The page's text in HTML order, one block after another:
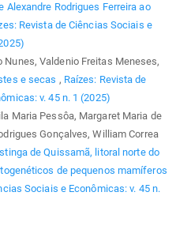
Alexandre Rodrigues Ferreira ao
Revista de Ciências Sociais e
Nunes, Valdenio Freitas Meneses,
e secas , Raízes: Revista de
v. 45 n. 1 (2025)
Maria Pessôa, Margaret Maria de
Gonçalves, William Correa
de Quissamã, litoral norte do
de pequenos mamíferos
Sociais e Econômicas: v. 45 n.